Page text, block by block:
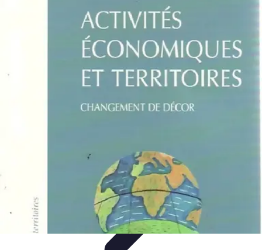
Yoga InformatifConseils Pratiques